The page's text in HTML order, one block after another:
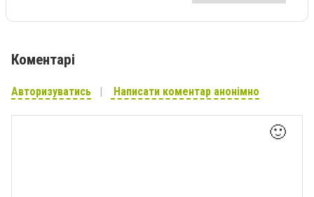
Коментарі
Авторизуватись Написати коментар анонімно
🙂